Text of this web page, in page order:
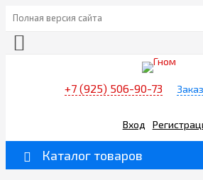
Полная версия сайта
+7 (925) 506-90-73
Вход
Каталог товаров